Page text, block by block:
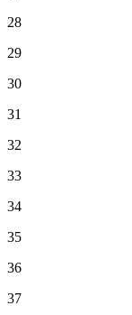
28
29
30
31
32
33
34
35
36
37